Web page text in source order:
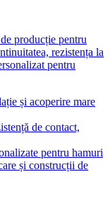
producție pentru
rezistența la
pentru
și acoperire mare
de contact,
pentru hamuri
și construcții de